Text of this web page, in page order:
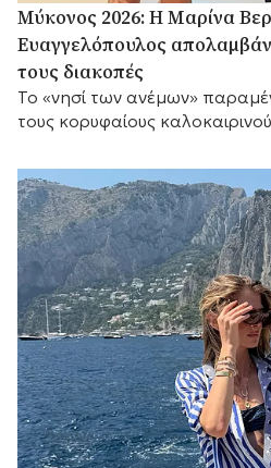
Μύκονος 2026: Η Μαρίνα
Ευαγγελόπουλος
τους διακοπές
Το «νησί των ανέμων»
τους κορυφαίους